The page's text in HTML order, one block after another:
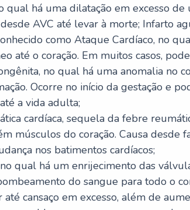
qual há uma dilatação em excesso
AVC até levar à morte; Infarto
como Ataque Cardíaco, no
até o coração. Em muitos casos,
no qual há uma anomalia no
Ocorre no início da gestação e
a vida adulta;
cardíaca, sequela da febre
músculos do coração. Causa desde
nos batimentos cardíacos;
qual há um enrijecimento das
do sangue para todo o
cansaço em excesso, além de